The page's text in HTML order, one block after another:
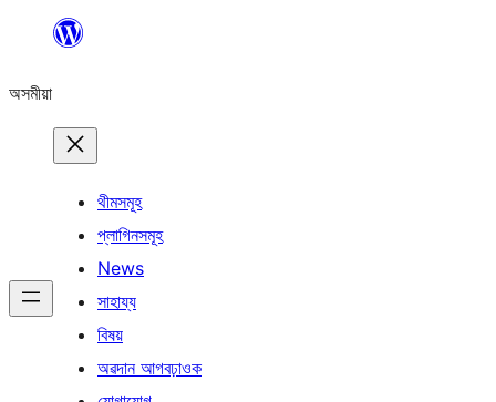
বিষয়বস্তুলৈ
অসমীয়া
থীমসমূহ
প্লাগিনসমূহ
News
সাহায্য
বিষয়
অৱদান আগবঢ়াওক